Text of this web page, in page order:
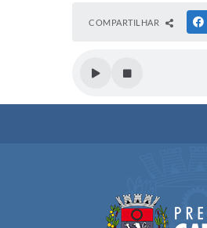
COMPARTILHAR